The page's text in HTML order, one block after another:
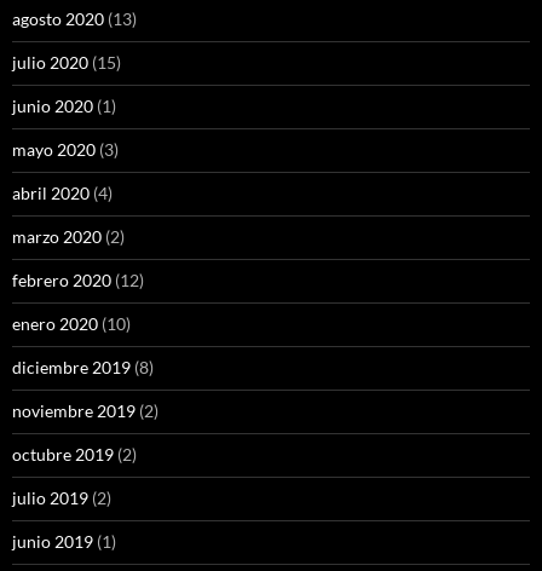
agosto 2020 (13)
julio 2020 (15)
junio 2020 (1)
mayo 2020 (3)
abril 2020 (4)
marzo 2020 (2)
febrero 2020 (12)
enero 2020 (10)
diciembre 2019 (8)
noviembre 2019 (2)
octubre 2019 (2)
julio 2019 (2)
junio 2019 (1)